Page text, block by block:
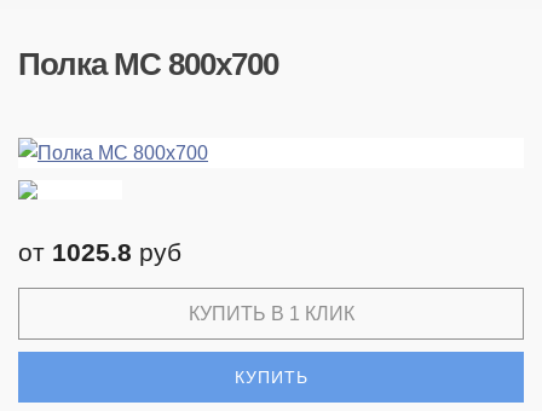
Полка МС 800x700
от 1025.8 руб
КУПИТЬ В 1 КЛИК
КУПИТЬ